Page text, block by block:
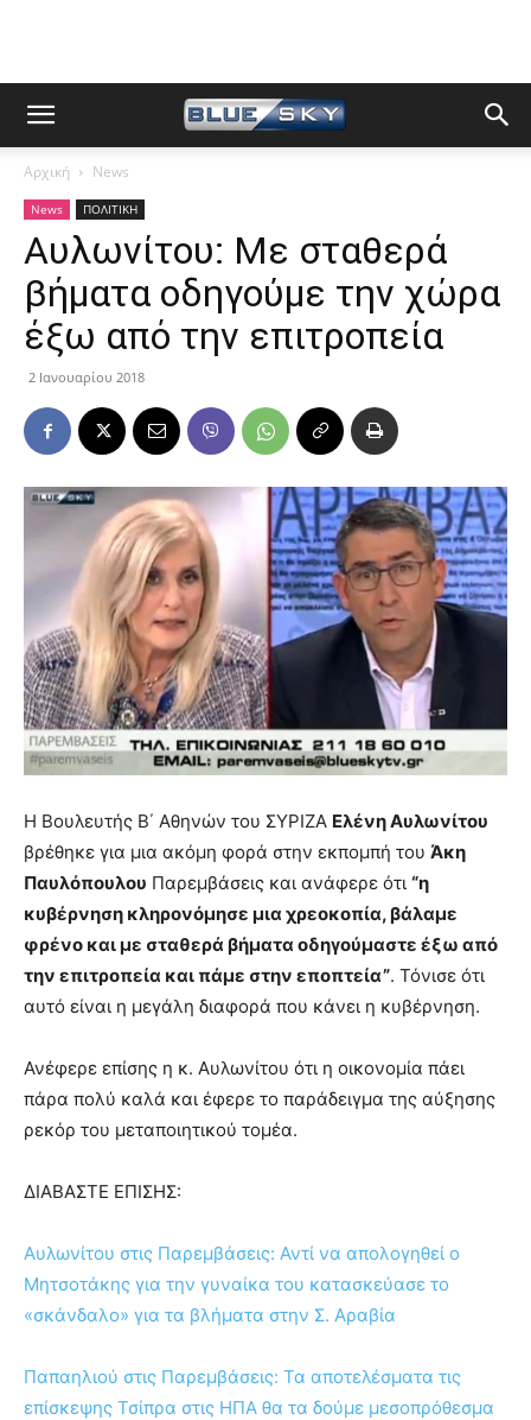
Αρχική News
News ΠΟΛΙΤΙΚΗ
Αυλωνίτου: Με σταθερά
βήματα οδηγούμε την χώρα
έξω από την επιτροπεία
2 Ιανουαρίου 2018
Η Βουλευτής Β΄ Αθηνών του ΣΥΡΙΖΑ Ελένη Αυλωνίτου
βρέθηκε για μια ακόμη φορά στην εκπομπή του Άκη
Παυλόπουλου Παρεμβάσεις και ανάφερε ότι “η
κυβέρνηση κληρονόμησε μια χρεοκοπία, βάλαμε
φρένο και με σταθερά βήματα οδηγούμαστε έξω από
την επιτροπεία και πάμε στην εποπτεία”. Τόνισε ότι
αυτό είναι η μεγάλη διαφορά που κάνει η κυβέρνηση.
Ανέφερε επίσης η κ. Αυλωνίτου ότι η οικονομία πάει
πάρα πολύ καλά και έφερε το παράδειγμα της αύξησης
ρεκόρ του μεταποιητικού τομέα.
ΔΙΑΒΑΣΤΕ ΕΠΙΣΗΣ:
Αυλωνίτου στις Παρεμβάσεις: Αντί να απολογηθεί ο
Μητσοτάκης για την γυναίκα του κατασκεύασε το
«σκάνδαλο» για τα βλήματα στην Σ. Αραβία
Παπαηλιού στις Παρεμβάσεις: Τα αποτελέσματα τις
επίσκεψης Τσίπρα στις ΗΠΑ θα τα δούμε μεσοπρόθεσμα